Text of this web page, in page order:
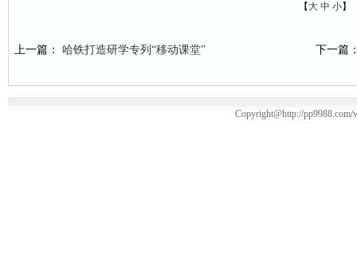
【 大 中 小】
上一篇： 哈铁打造研学专列“移动课堂” 下一篇
Copyright@http://